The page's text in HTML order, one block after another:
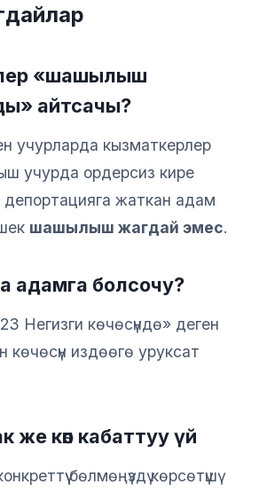
«шашылыш
айтсачы?
учурларда кызматкерлер
учурда ордерсиз кире
жаткан адам
шашылыш жагдай эмес.
адамга болсочу?
Негизги көчөсүндө» деген
издөөгө уруксат
же көп кабаттуу үй
бөлмөңүздү көрсөтүшү